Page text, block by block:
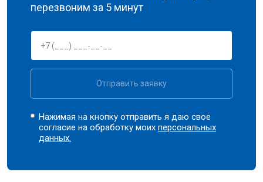
перезвоним за 5 минут
Отправить заявку
Нажимая на кнопку отправить я даю свое
согласие на обработку моихперсональных
данных.